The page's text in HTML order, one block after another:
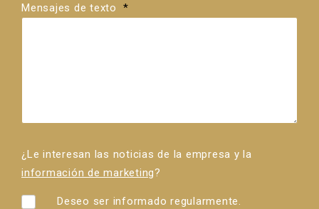
Mensajes de texto *
¿Le interesan las noticias de la empresa y la
información de marketing?
Deseo ser informado regularmente.